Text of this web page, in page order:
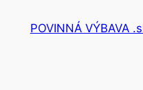
POVINNÁ VÝBAVA